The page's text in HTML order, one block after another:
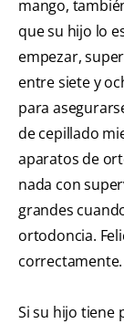
mango,
que su hijo lo
empezar,
entre siete y
para
de cepillado
aparatos de
nada con
grandes
ortodoncia.
correctamente.
Si su hijo tiene